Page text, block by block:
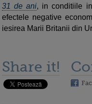
31 de ani, in conditiile
efectele negative
iesirea Marii Britanii din
Share it!